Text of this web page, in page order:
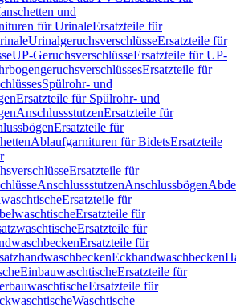
und
für UrinaleErsatzteile für
UrinalgeruchsverschlüsseErsatzteile für
UP-GeruchsverschlüsseErsatzteile für UP-
Ersatzteile für
Spülrohr- und
Ersatzteile für Spülrohr- und
AnschlussstutzenErsatzteile für
Ersatzteile für
Ablaufgarnituren für BidetsErsatzteile
Ersatzteile für
AnschlussstutzenAnschlussbögen
Ersatzteile für
Ersatzteile für
Ersatzteile für
Ersatzteile für
Eckhandwaschbecken
EinbauwaschtischeErsatzteile für
Ersatzteile für
Waschtische